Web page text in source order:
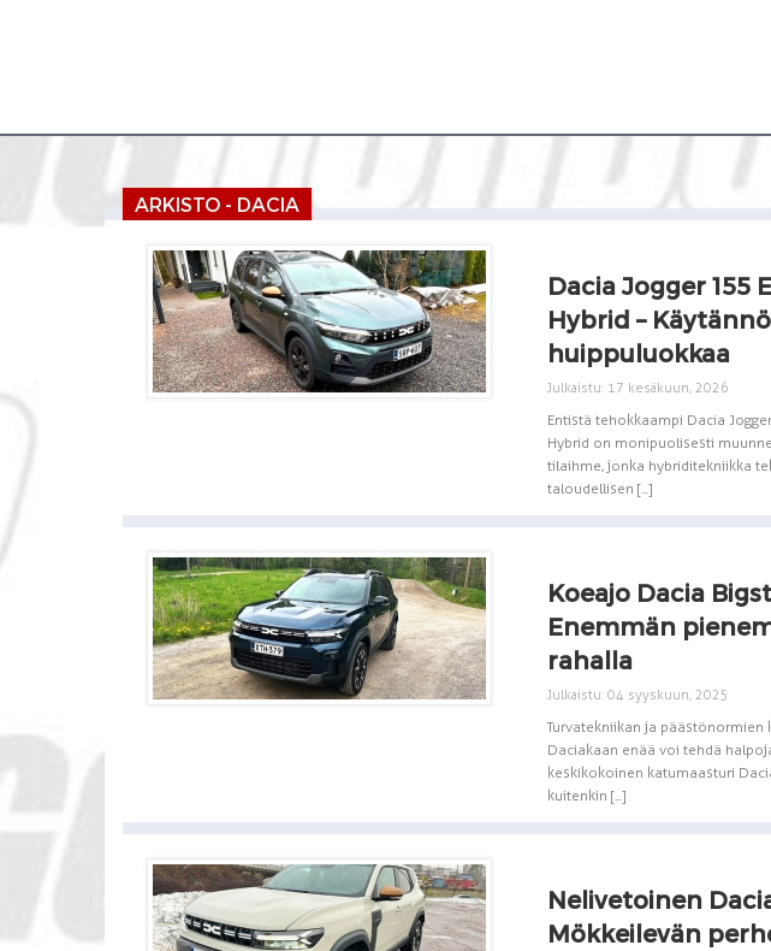
ARKISTO - DACIA
Dacia Jogger 155
Hybrid –
huippuluokkaa
Julkaistu: 17 kesäkuun, 2026
Entistä tehokkaampi Dacia
Hybrid on monipuolisesti
tilaihme, jonka hybriditekniikka
taloudellisen [...]
Koeajo Dacia
Enemmän
rahalla
Julkaistu: 04 syyskuun, 2025
Turvatekniikan ja päästönormien
Daciakaan enää voi tehdä
keskikokoinen katumaasturi
kuitenkin [...]
Nelivetoinen
Mökkeilevän